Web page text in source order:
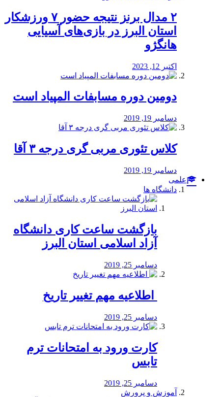
۲ مدال برنز نتیجه حضور ۷ ورزشکار
استان البرز در بازی‌های آسیایی
هانگژو
اکتبر 12, 2023
دومین دوره مسابفات المپیاد است
دسامبر 19, 2019
کلاس تئوری مربی گری درجه ۳ آقا
دسامبر 19, 2019
علمی
دانشگاه ها
بازگشت ساعت کاری دانشگاه
آزاد اسلامی استان البرز
دسامبر 25, 2019
️ اطلاعیه مهم تغییر تاریخ
دسامبر 25, 2019
کارت ورود به امتحانات ترم
تابس
دسامبر 25, 2019
آموزش و پرورش